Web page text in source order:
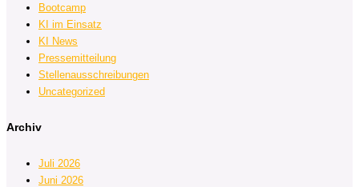
Bootcamp
KI im Einsatz
KI News
Pressemitteilung
Stellenausschreibungen
Uncategorized
Archiv
Juli 2026
Juni 2026